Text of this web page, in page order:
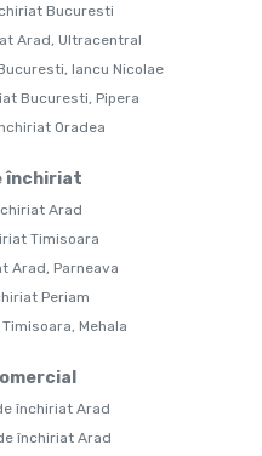
Bucuresti
Arad, Ultracentral
Iancu Nicolae
Bucuresti, Pipera
Oradea
închiriat
Arad
Timisoara
Arad, Parneava
Periam
Mehala
închiriat Arad
închiriat Arad